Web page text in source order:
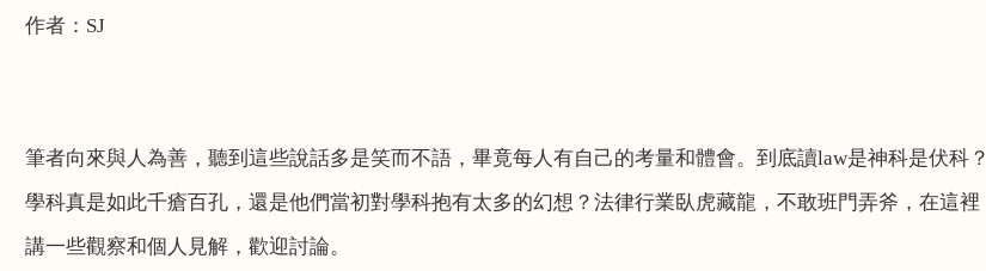
作者：SJ
筆者向來與人為善，聽到這些說話多是笑而不語， 畢竟每人有自己的考量和體會。到底讀law是神科是伏科？
學科真是如此千瘡百孔，還是他們當初對學科抱有太多的幻想？法律行業臥虎藏龍，不敢班門弄斧，在這裡
講一些觀察和個人見解，歡迎討論。